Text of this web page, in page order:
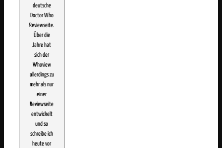
deutsche
Doctor Who
Reviewseite.
Über die
Jahre hat
sich der
Whoview
allerdings zu
mehr als nur
einer
Reviewseite
entwickelt
und so
schreibe ich
heute vor